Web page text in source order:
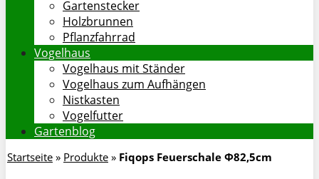
Gartenstecker
Holzbrunnen
Pflanzfahrrad
Vogelhaus
Vogelhaus mit Ständer
Vogelhaus zum Aufhängen
Nistkasten
Vogelfutter
Gartenblog
Startseite » Produkte » Fiqops Feuerschale Φ82,5cm